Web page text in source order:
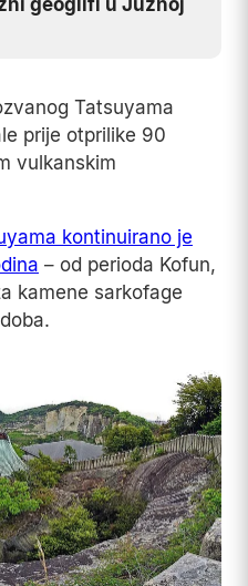
Tatsuyama
prije otprilike 90
vulkanskim
kontinuirano je
– od perioda Kofun,
kamene sarkofage